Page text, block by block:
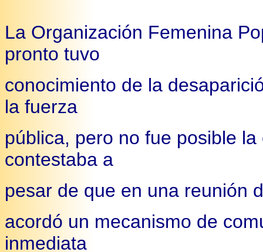
La Organización Femenina
pronto tuvo
conocimiento de la
la fuerza
pública, pero no fue posible
contestaba a
pesar de que en una reunión
acordó un mecanismo de
inmediata